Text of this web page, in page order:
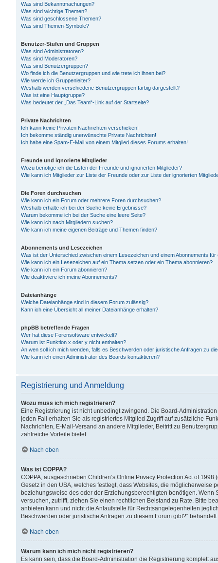
Was sind Bekanntmachungen?
Was sind wichtige Themen?
Was sind geschlossene Themen?
Was sind Themen-Symbole?
Benutzer-Stufen und Gruppen
Was sind Administratoren?
Was sind Moderatoren?
Was sind Benutzergruppen?
Wo finde ich die Benutzergruppen und wie trete ich ihnen bei?
Wie werde ich Gruppenleiter?
Weshalb werden verschiedene Benutzergruppen farbig dargestellt?
Was ist eine Hauptgruppe?
Was bedeutet der „Das Team“-Link auf der Startseite?
Private Nachrichten
Ich kann keine Privaten Nachrichten verschicken!
Ich bekomme ständig unerwünschte Private Nachrichten!
Ich habe eine Spam-E-Mail von einem Mitglied dieses Forums erhalten!
Freunde und ignorierte Mitglieder
Wozu benötige ich die Listen der Freunde und ignorierten Mitglieder?
Wie kann ich Mitglieder zur Liste der Freunde oder zur Liste der ignorierten
Die Foren durchsuchen
Wie kann ich ein Forum oder mehrere Foren durchsuchen?
Weshalb erhalte ich bei der Suche keine Ergebnisse?
Warum bekomme ich bei der Suche eine leere Seite?
Wie kann ich nach Mitgliedern suchen?
Wie kann ich meine eigenen Beiträge und Themen finden?
Abonnements und Lesezeichen
Was ist der Unterschied zwischen einem Lesezeichen und einem Abonnements
Wie kann ich ein Lesezeichen auf ein Thema setzen oder ein Thema abonnieren?
Wie kann ich ein Forum abonnieren?
Wie deaktiviere ich meine Abonnements?
Dateianhänge
Welche Dateianhänge sind in diesem Forum zulässig?
Kann ich eine Übersicht all meiner Dateianhänge erhalten?
phpBB betreffende Fragen
Wer hat diese Forensoftware entwickelt?
Warum ist Funktion x oder y nicht enthalten?
An wen soll ich mich wenden, falls es Beschwerden oder juristische Anfragen zu
Wie kann ich einen Administrator des Boards kontaktieren?
Registrierung und Anmeldung
Wozu muss ich mich registrieren?
Eine Registrierung ist nicht unbedingt zwingend. Die Board-
jeden Fall erhalten Sie als registriertes Mitglied Zugriff auf zusätzliche
Nachrichten, E-Mail-Versand an andere Mitglieder, Beitritt zu
zahlreiche Vorteile bietet.
Nach oben
Was ist COPPA?
COPPA, ausgeschrieben Children’s Online Privacy Protection Act of
Gesetz in den USA, welches festlegt, dass Websites, die
beziehungsweise des oder der Erziehungsberechtigten benötigen.
versuchen, zutrifft, ziehen Sie einen rechtlichen Beistand zu Rate. Bitte
anbieten kann und nicht die Anlaufstelle für Rechtsangelegenheiten
Beschwerden oder juristische Anfragen zu diesem Forum gibt?“
Nach oben
Warum kann ich mich nicht registrieren?
Es kann sein, dass die Board-Administration die Registrierung komplett